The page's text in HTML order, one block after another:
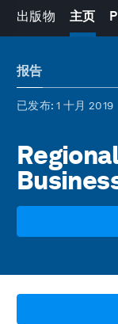
出版物 主页
报告
已发布: 1 十月 2019